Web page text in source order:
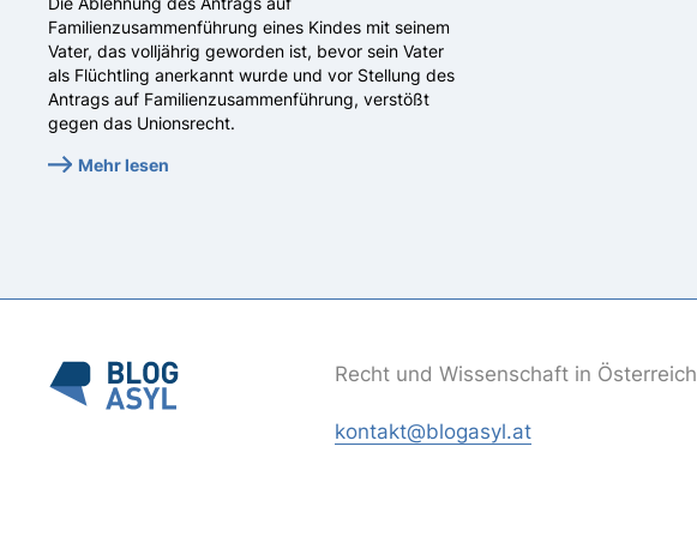
Familienzusammenführung eines Kindes mit seinem
Vater, das volljährig geworden ist, bevor sein Vater
als Flüchtling anerkannt wurde und vor Stellung des
Antrags auf Familienzusammenführung, verstößt
gegen das Unionsrecht.
Mehr lesen
Recht und Wissenschaft in Österreich
kontakt@blogasyl.at